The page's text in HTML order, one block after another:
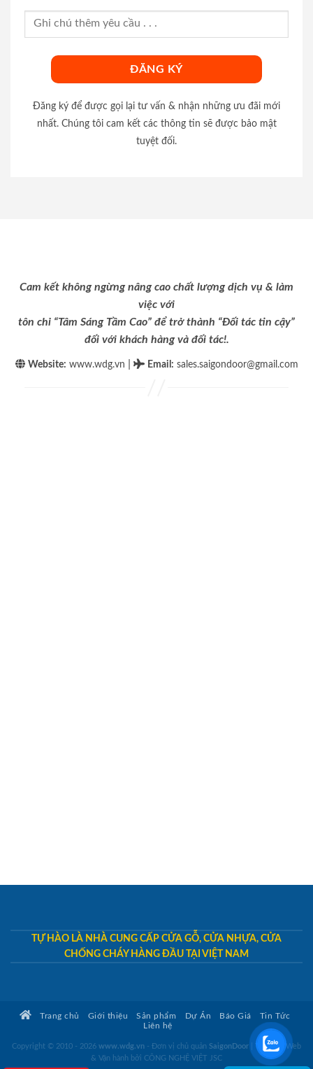
Đăng ký để được gọi lại tư vấn & nhận những ưu đãi mới
nhất. Chúng tôi cam kết các thông tin sẽ được bảo mật
tuyệt đối.
Cam kết không ngừng nâng cao chất lượng dịch vụ & làm
việc với
tôn chỉ “Tâm Sáng Tầm Cao” để trở thành “Đối tác tin cậy”
đối với khách hàng và đối tác!.
Website: www.wdg.vn Email : sales.saigondoor@gmail.com
TỰ HÀO LÀ NHÀ CUNG CẤP CỬA GỖ, CỬA NHỰA, CỬA
CHỐNG CHÁY HÀNG ĐẦU TẠI VIỆT NAM
Trang chủ Giới thiệu Sản phẩm Dự Án Báo Giá
Tin Tức
Liên hệ
Copyright © 2010 - 2026 www.wdg.vn - Đơn vị chủ quản SaigonDoor
Thiết kế Web
& Vận hành bởi CÔNG NGHỆ VIỆT JSC